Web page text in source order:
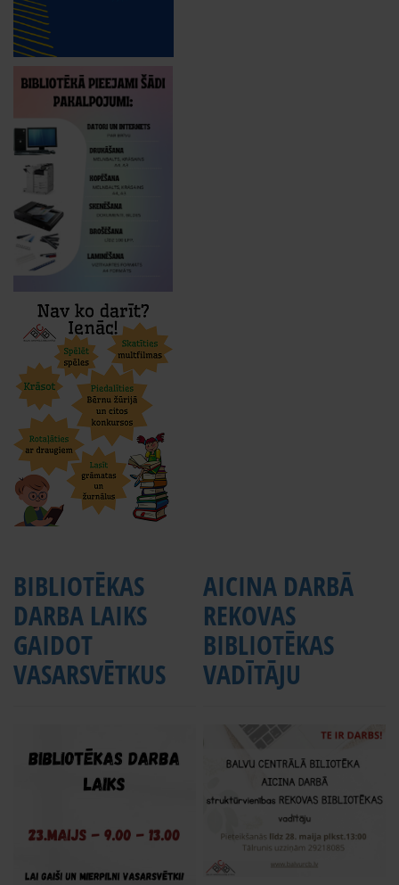
BIBLIOTĒKAS
DARBA LAIKS
GAIDOT
VASARSVĒTKUS
AICINA DARBĀ
REKOVAS
BIBLIOTĒKAS
VADĪTĀJU